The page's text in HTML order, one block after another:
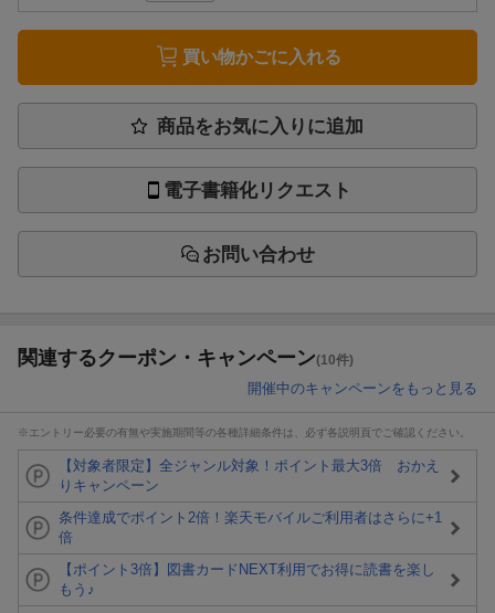
買い物かごに入れる
商品をお気に入りに追加
電子書籍化リクエスト
お問い合わせ
関連するクーポン・キャンペーン(10件)
開催中のキャンペーンをもっと見る
※エントリー必要の有無や実施期間等の各種詳細条件は、必ず各説明頁でご確認ください。
【対象者限定】全ジャンル対象！ポイント最大3倍 おかえ
りキャンペーン
条件達成でポイント2倍！楽天モバイルご利用者はさらに+1
倍
【ポイント3倍】図書カードNEXT利用でお得に読書を楽し
もう♪